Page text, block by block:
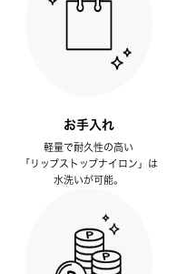
お手入れ
軽量で耐久性の高い
「リップストップナイロン」は
水洗いが可能。